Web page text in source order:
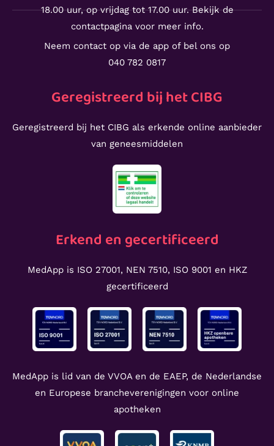
18.00 uur, op vrijdag tot 17.00 uur. Bekijk de
contactpagina voor meer info.
Neem contact op via de app of bel ons op
040 782 0817
Geregistreerd bij het CIBG
Geregistreerd bij het CIBG als erkende online aanbieder
van geneesmiddelen
Erkend en gecertificeerd
MedApp is ISO 27001, NEN 7510, ISO 9001 en HKZ
gecertificeerd
MedApp is lid van de VVOA en de EAEP, de Nederlandse
en Europese brancheverenigingen voor online
apotheken